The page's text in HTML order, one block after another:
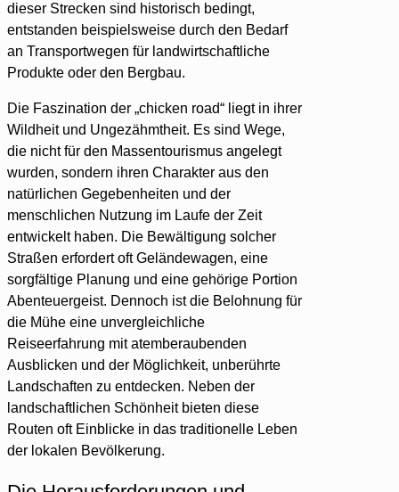
dieser Strecken sind historisch bedingt,
entstanden beispielsweise durch den Bedarf
an Transportwegen für landwirtschaftliche
Produkte oder den Bergbau.
Die Faszination der „chicken road“ liegt in ihrer
Wildheit und Ungezähmtheit. Es sind Wege,
die nicht für den Massentourismus angelegt
wurden, sondern ihren Charakter aus den
natürlichen Gegebenheiten und der
menschlichen Nutzung im Laufe der Zeit
entwickelt haben. Die Bewältigung solcher
Straßen erfordert oft Geländewagen, eine
sorgfältige Planung und eine gehörige Portion
Abenteuergeist. Dennoch ist die Belohnung für
die Mühe eine unvergleichliche
Reiseerfahrung mit atemberaubenden
Ausblicken und der Möglichkeit, unberührte
Landschaften zu entdecken. Neben der
landschaftlichen Schönheit bieten diese
Routen oft Einblicke in das traditionelle Leben
der lokalen Bevölkerung.